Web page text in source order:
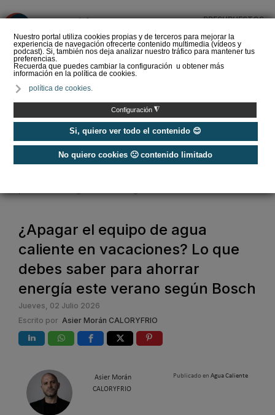
Nuestro portal utiliza cookies propias y de terceros para mejorar la
experiencia de navegación ofrecerte contenido multimedia (vídeos y
podcast). Si, también nos deja analizar nuestro tráfico para mantener tus
preferencias.
Recuerda que puedes cambiar la configuración u obtener más
información en la política de cookies.
política de cookies.
Configuración ◮
Si, quiero ver todo el contenido 😊
No quiero cookies 🙁 contenido limitado
PRESUPUESTOS
Calefacción / Agua caliente
/
¿Apagar el equipo de agua
caliente en vacaciones? Lo que
debes saber para ahorrar
energía este verano según Bosch
Jueves, 02 Julio 2026
Escrito por Asier Morán CALORYFRIO
Asier Morán
CALORYFRIO
Publicado en Agua Caliente